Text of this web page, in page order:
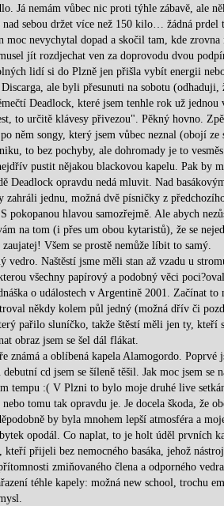
Já nemám vůbec nic proti týhle zábavě, ale
sebou držet více než 150 kilo… žádná prdel
moc nevychytal dopad a skočil tam, kde
jít rozdjechat ven za doprovodu dvou
lidí si do Plzně jen přišla vybít energii
ale byli přesunuti na sobotu
Deadlock, které jsem tenhle rok už
to určitě klávesy přivezou". Pěkný hovno.
něm songy, který jsem vůbec neznal (obojí
to bez pochyby, ale dohromady je to
pustit nějakou blackovou kapelu. Pak by
Deadlock opravdu nedá mluvit. Nad
zahráli jednu, možná dvě písničky z
pokopanou hlavou samozřejmě. Ale abych
na tom (i přes um obou kytaristů), že se
Všem se prostě nemůže líbit to samý.
vedro. Naštěstí jsme měli stan až vzadu u
všechny papírový a podobný věci
o událostech v Argentině 2001. Začínat
někdy kolem půl jedný (možná dřív či
pařilo sluníčko, takže štěstí měli jen ty, kteří
obraz jsem se šel dál flákat.
známá a oblíbená kapela Alamogordo.
cd jsem se šíleně těšil. Jak moc jsem
tempu :( V Plzni to bylo moje druhé live
tomu tak opravdu je. Je docela škoda, že
by byla mnohem lepší atmosféra a
opodál. Co naplat, to je holt úděl prvních
přijeli bez nemocného basáka, jehož
zmiňovaného člena a odporného
téhle kapely: možná new school, trochu